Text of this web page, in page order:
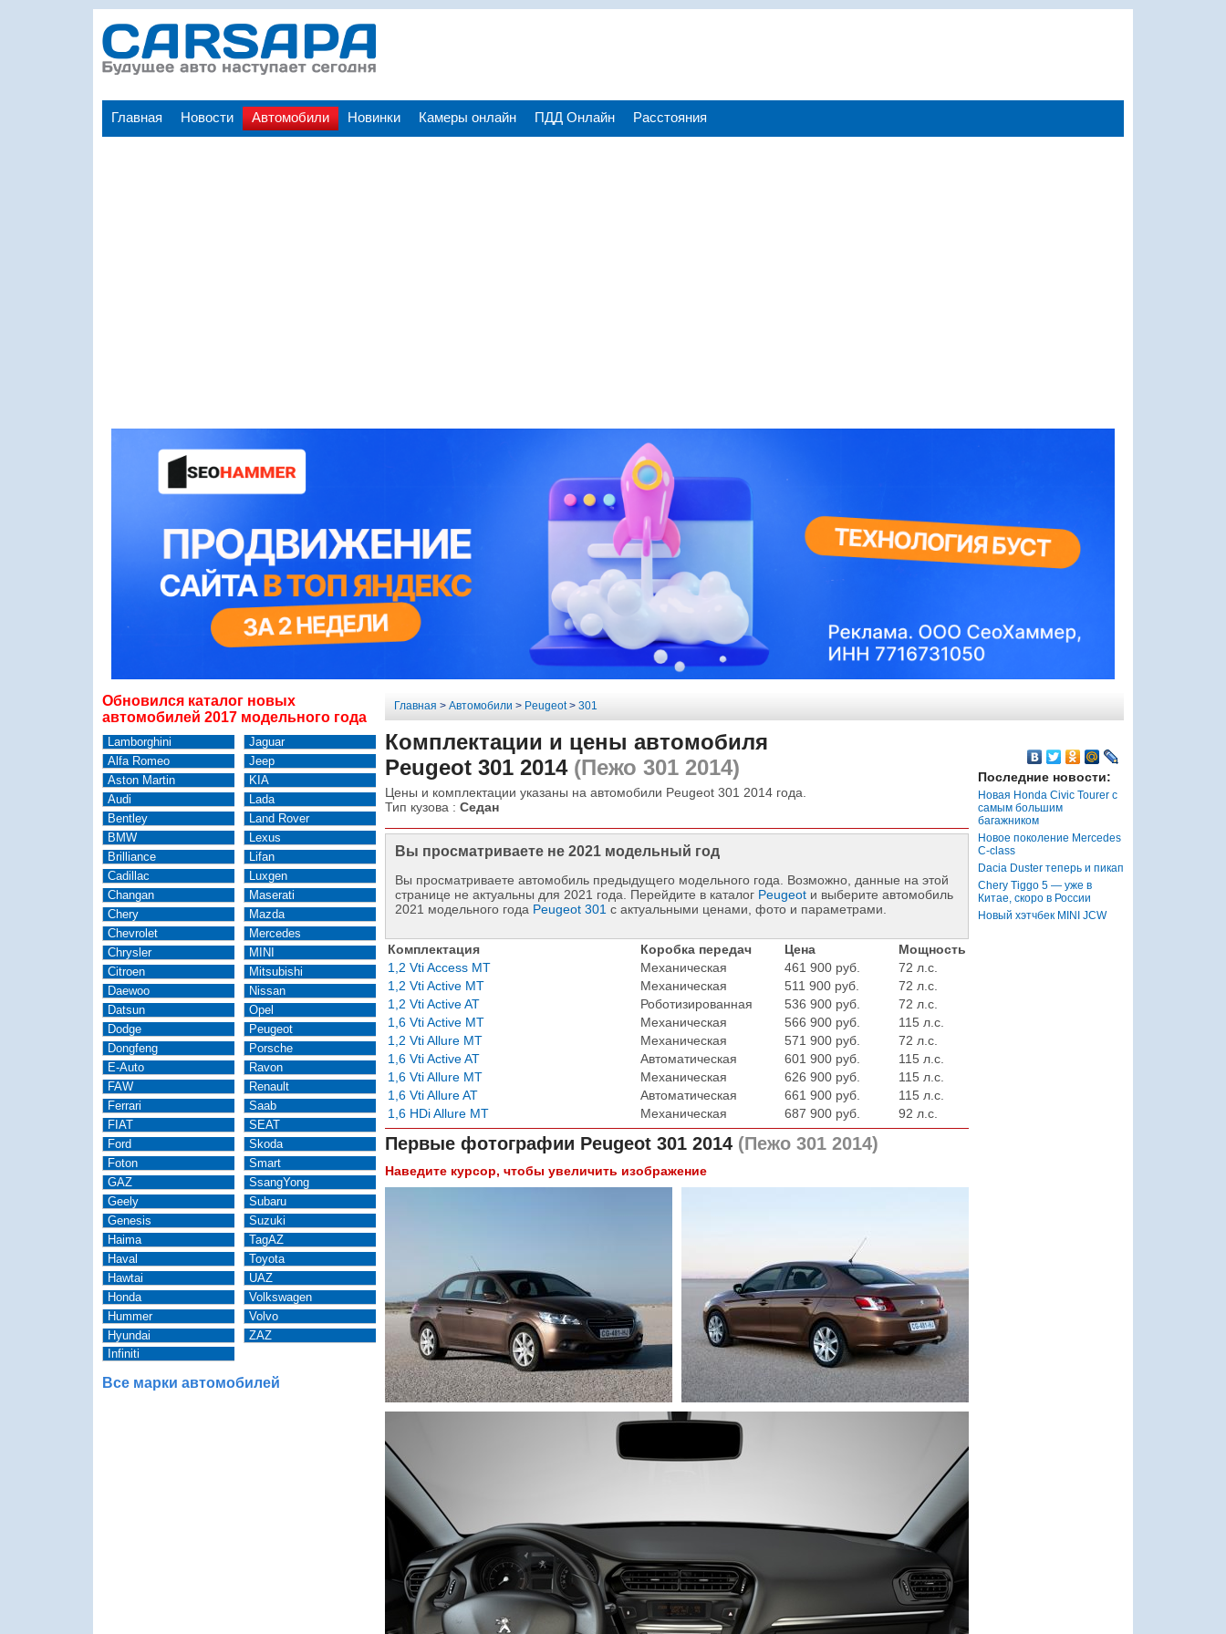
Главная Новости Автомобили Новинки Камеры онлайн ПДД Онлайн Расстояния
Обновился каталог новых
автомобилей 2017 модельного года
Lamborghini
Alfa Romeo
Aston Martin
Audi
Bentley
BMW
Brilliance
Cadillac
Changan
Chery
Chevrolet
Chrysler
Citroen
Daewoo
Datsun
Dodge
Dongfeng
E-Auto
FAW
Ferrari
FIAT
Ford
Foton
GAZ
Geely
Genesis
Haima
Haval
Hawtai
Honda
Hummer
Hyundai
Infiniti
Jaguar
Jeep
KIA
Lada
Land Rover
Lexus
Lifan
Luxgen
Maserati
Mazda
Mercedes
MINI
Mitsubishi
Nissan
Opel
Peugeot
Porsche
Ravon
Renault
Saab
SEAT
Skoda
Smart
SsangYong
Subaru
Suzuki
TagAZ
Toyota
UAZ
Volkswagen
Volvo
ZAZ
Все марки автомобилей
Главная > Автомобили > Peugeot> 301
Комплектации и цены автомобиля
Peugeot 301 2014(Пежо 301 2014)
Цены и комплектации указаны на автомобили Peugeot 301 2014 года.
Тип кузова : Седан
Вы просматриваете не 2021 модельный год
Вы просматриваете автомобиль предыдущего модельного года. Возможно, данные на этой
странице не актуальны для 2021 года. Перейдите в каталог Peugeotи выберите автомобиль
2021 модельного года Peugeot 301 с актуальными ценами, фото и параметрами.
Комплектация Коробка передач Цена
Мощность
1,2 Vti Access MT
Механическая 461 900 руб.
72 л.с.
1,2 Vti Active MT
Механическая 511 900 руб.
72 л.с.
1,2 Vti Active AT
Роботизированная 536 900 руб.
72 л.с.
1,6 Vti Active MT
Механическая 566 900 руб.
115 л.с.
1,2 Vti Allure MT
Механическая 571 900 руб.
72 л.с.
1,6 Vti Active AT
Автоматическая 601 900 руб.
115 л.с.
1,6 Vti Allure MT
Механическая 626 900 руб.
115 л.с.
1,6 Vti Allure AT
Автоматическая 661 900 руб.
115 л.с.
1,6 HDi Allure MT
Механическая 687 900 руб. 92 л.с.
Первые фотографии Peugeot 301 2014(Пежо 301 2014)
Наведите курсор, чтобы увеличить изображение
Последние новости:
Новая Honda Civic Tourer с
самым большим
багажником
Новое поколение Mercedes
C-class
Dacia Duster теперь и пикап
Chery Tiggo 5 — уже в
Китае, скоро в России
Новый хэтчбек MINI JCW